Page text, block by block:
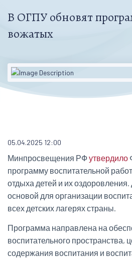
В ОГПУ обновят
вожатых
05.04.2025 12:00
Минпросвещения РФутвердило
программу воспитательной
отдыха детей и их оздоровления.
основой для организации
всех детских лагерях страны.
Программа направлена на
воспитательного пространства,
содержания воспитания и